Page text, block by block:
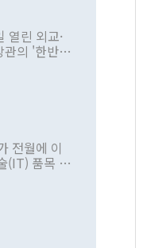
열린 외교·
관의 '한반도
겠다고 공
안 정 장
통령과 유
다. 정 장
아지고 있
전월에 이
(IT) 품목 수